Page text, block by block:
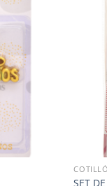
SET